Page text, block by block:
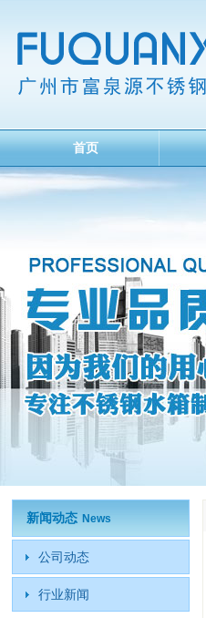
首页
新闻动态 News
公司动态
行业新闻